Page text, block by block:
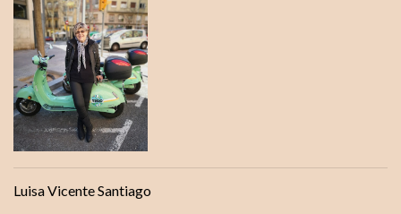
n
t
a
r
i
o
s
Luisa Vicente Santiago